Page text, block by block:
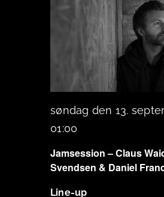
søndag den 13.
01:00
Jamsession – Claus
Svendsen & Daniel
Line-up